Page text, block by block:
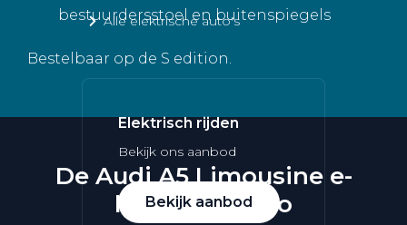
Alle elektrische auto's
Elektrisch rijden
Bekijk ons aanbod
Bekijk aanbod
bestuurdersstoel en buitenspiegels
Bestelbaar op de S edition.
De Audi A5 Limousine e-
hybrid quattro